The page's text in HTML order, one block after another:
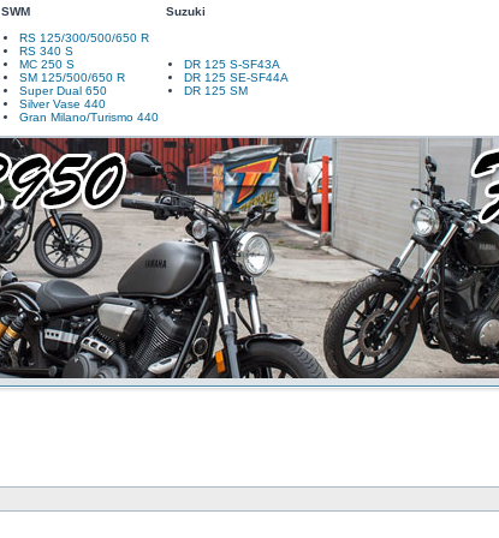
SWM
Suzuki
RS 125/300/500/650 R
RS 340 S
MC 250 S
SM 125/500/650 R
Super Dual 650
Silver Vase 440
Gran Milano/Turismo 440
DR 125 S-SF43A
DR 125 SE-SF44A
DR 125 SM